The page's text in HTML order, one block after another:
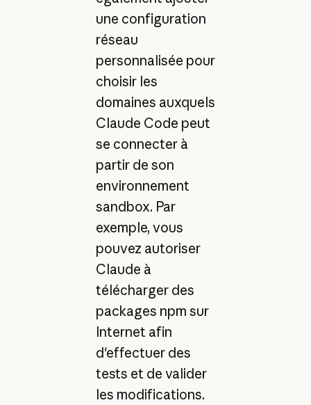
une configuration
réseau
personnalisée pour
choisir les
domaines auxquels
Claude Code peut
se connecter à
partir de son
environnement
sandbox. Par
exemple, vous
pouvez autoriser
Claude à
télécharger des
packages npm sur
Internet afin
d'effectuer des
tests et de valider
les modifications.